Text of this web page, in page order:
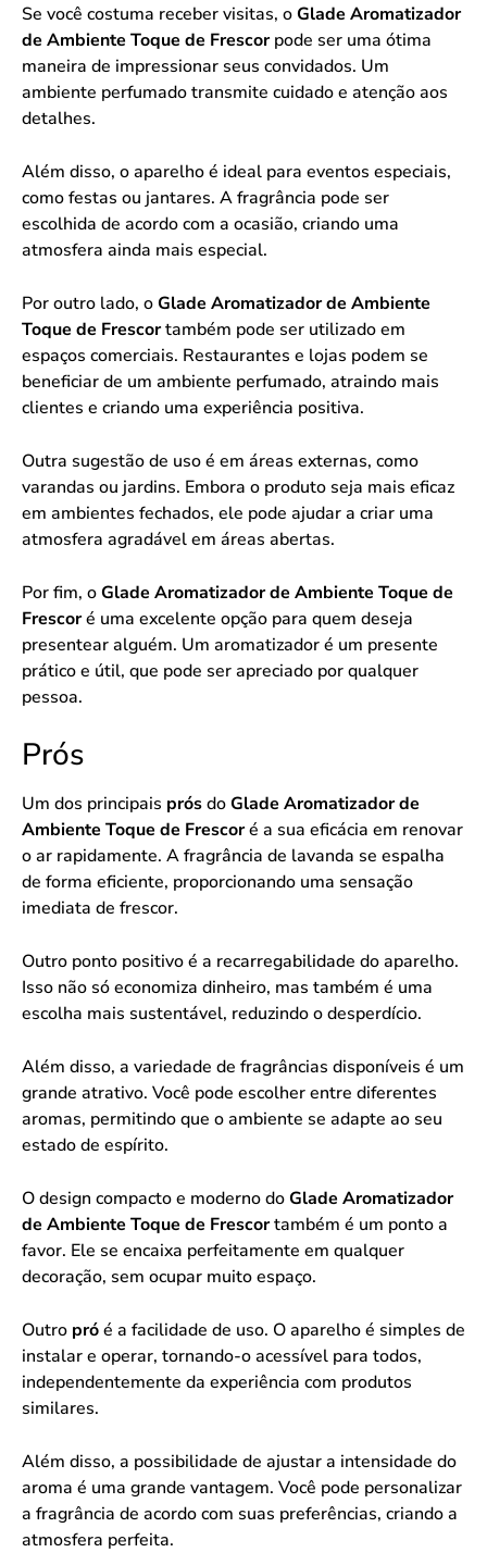
Se você costuma receber visitas, oGlade Aromatizador
de Ambiente Toque de Frescorpode ser uma ótima
maneira de impressionar seus convidados. Um
ambiente perfumado transmite cuidado e atenção aos
detalhes.
Além disso, o aparelho é ideal para eventos especiais,
como festas ou jantares. A fragrância pode ser
escolhida de acordo com a ocasião, criando uma
atmosfera ainda mais especial.
Por outro lado, oGlade Aromatizador de Ambiente
Toque de Frescortambém pode ser utilizado em
espaços comerciais. Restaurantes e lojas podem se
beneficiar de um ambiente perfumado, atraindo mais
clientes e criando uma experiência positiva.
Outra sugestão de uso é em áreas externas, como
varandas ou jardins. Embora o produto seja mais eficaz
em ambientes fechados, ele pode ajudar a criar uma
atmosfera agradável em áreas abertas.
Por fim, oGlade Aromatizador de Ambiente Toque de
Frescoré uma excelente opção para quem deseja
presentear alguém. Um aromatizador é um presente
prático e útil, que pode ser apreciado por qualquer
pessoa.
Prós
Um dos principais prósdoGlade Aromatizador de
Ambiente Toque de Frescoré a sua eficácia em renovar
o ar rapidamente. A fragrância de lavanda se espalha
de forma eficiente, proporcionando uma sensação
imediata de frescor.
Outro ponto positivo é a recarregabilidade do aparelho.
Isso não só economiza dinheiro, mas também é uma
escolha mais sustentável, reduzindo o desperdício.
Além disso, a variedade de fragrâncias disponíveis é um
grande atrativo. Você pode escolher entre diferentes
aromas, permitindo que o ambiente se adapte ao seu
estado de espírito.
O design compacto e moderno doGlade Aromatizador
de Ambiente Toque de Frescortambém é um ponto a
favor. Ele se encaixa perfeitamente em qualquer
decoração, sem ocupar muito espaço.
Outro próé a facilidade de uso. O aparelho é simples de
instalar e operar, tornando-o acessível para todos,
independentemente da experiência com produtos
similares.
Além disso, a possibilidade de ajustar a intensidade do
aroma é uma grande vantagem. Você pode personalizar
a fragrância de acordo com suas preferências, criando a
atmosfera perfeita.